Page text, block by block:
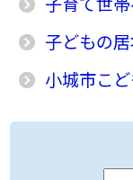
子どもの
小城市こ